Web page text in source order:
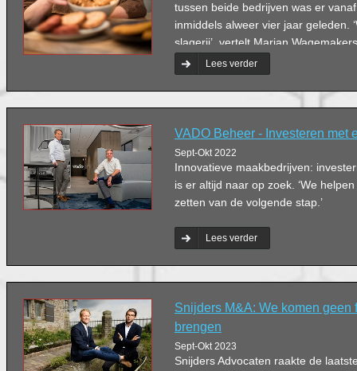
tussen beide bedrijven was er
inmiddels alweer vier jaar geleden.
slagerij’, vertelt Marian
Dalco Food. ‘Hilton Food is
beursgenoteerde onderneming
dat gevoel waarmee ik ben
bovendien van origine een
Lees verder
VADO Beheer - Investeren met
Sept-Okt 2022
Innovatieve maakbedrijven:
is er altijd naar op zoek. ‘We
zetten van de volgende stap.’
Lees verder
Snijders M&A: We komen geen
brengen
Sept-Okt 2023
Snijders Advocaten raakte de